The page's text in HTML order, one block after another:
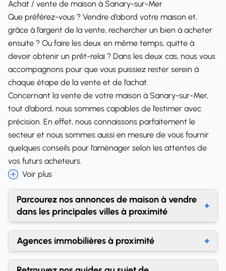
Achat / vente de maison à Sanary-sur-Mer
Que préférez-vous ? Vendre d’abord votre maison et,
grâce à l’argent de la vente, rechercher un bien à acheter
ensuite ? Ou faire les deux en même temps, quitte à
devoir obtenir un prêt-relai ? Dans les deux cas, nous vous
accompagnons pour que vous puissiez rester serein à
chaque étape de la vente et de l’achat.
Concernant la vente de votre maison à Sanary-sur-Mer,
tout d’abord, nous sommes capables de l’estimer avec
précision. En effet, nous connaissons parfaitement le
secteur et nous sommes aussi en mesure de vous fournir
quelques conseils pour l’aménager selon les attentes de
vos futurs acheteurs.
Voir plus
Parcourez nos annonces de maison à vendre
dans les principales villes à proximité
+
Achat maison Ollioules
Achat maison La Seyne-sur-Mer
Agences immobilières à proximité +
Agences immobilières Sanary-sur-Mer